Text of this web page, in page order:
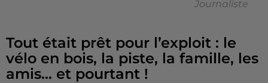
Journaliste
Tout était prêt pour l’exploit : le
vélo en bois, la piste, la famille, les
amis… et pourtant !